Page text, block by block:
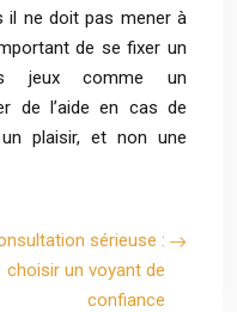
il ne doit pas mener à
de se fixer un
jeux comme un
de l’aide en cas de
plaisir, et non une
sérieuse :
choisir un voyant de
confiance